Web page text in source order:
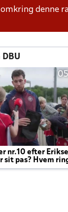
denne
nr.10 efter
sit pas? Hvem
efter kampe?